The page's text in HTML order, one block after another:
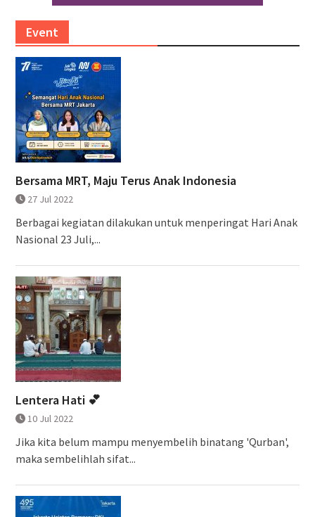
Event
Bersama MRT, Maju Terus Anak Indonesia
27 Jul 2022
Berbagai kegiatan dilakukan untuk menperingat Hari Anak
Nasional 23 Juli,...
Lentera Hati 💕
10 Jul 2022
Jika kita belum mampu menyembelih binatang 'Qurban',
maka sembelihlah sifat...